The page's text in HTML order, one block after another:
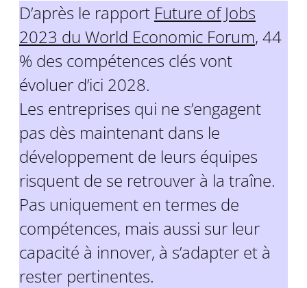
D’après le rapport Future of Jobs
2023 du World Economic Forum, 44
% des compétences clés vont
évoluer d’ici 2028.
Les entreprises qui ne s’engagent
pas dès maintenant dans le
développement de leurs équipes
risquent de se retrouver à la traîne.
Pas uniquement en termes de
compétences, mais aussi sur leur
capacité à innover, à s’adapter et à
rester pertinentes.